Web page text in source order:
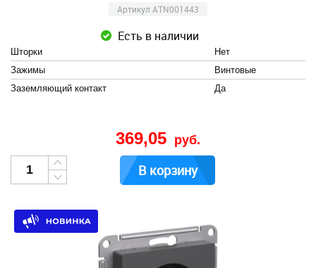
Артикул ATN001443
Есть в наличии
Шторки
Нет
Зажимы
Винтовые
Заземляющий контакт
Да
369,05 руб.
В корзину